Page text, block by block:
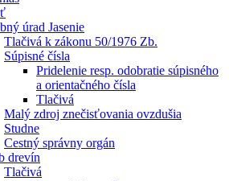
úrad Jasenie
Tlačivá k zákonu 50/1976 Zb.
Súpisné čísla
Pridelenie resp. odobratie súpisného
a orientačného čísla
Tlačivá
Malý zdroj znečisťovania ovzdušia
Studne
Cestný správny orgán
drevín
Tlačivá